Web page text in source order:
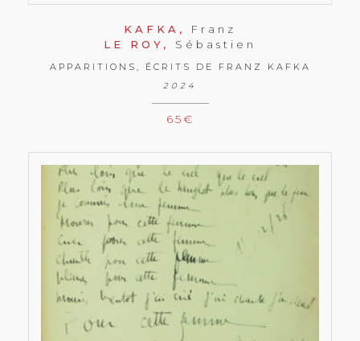
KAFKA, Franz
LE ROY, Sébastien
APPARITIONS, ÉCRITS DE FRANZ KAFKA
2024
65€